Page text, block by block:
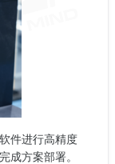
件进行高精度
成方案部署。